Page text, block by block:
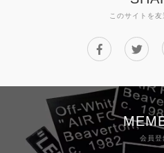
このサイトを
会員登